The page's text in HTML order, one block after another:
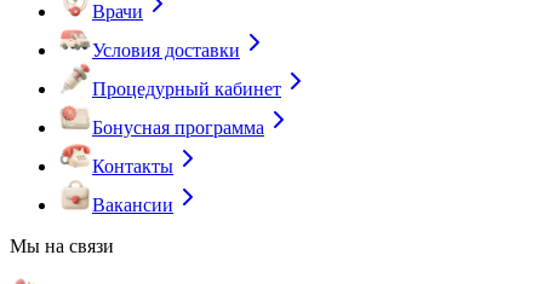
Врачи
Условия доставки
Процедурный кабинет
Бонусная программа
Контакты
Вакансии
Мы на связи